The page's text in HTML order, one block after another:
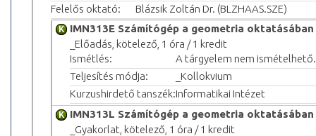
Felelős oktató:
Blázsik Zoltán Dr. (BLZHAAS.SZE)
IMN313E Számítógép a geometria oktatásában
_Előadás, kötelező, 1 óra / 1 kredit
Ismétlés:
A tárgyelem nem ismételhető.
Teljesítés módja:
_Kollokvium
Kurzushirdető tanszék:Informatikai Intézet
IMN313L Számítógép a geometria oktatásában
_Gyakorlat, kötelező, 1 óra / 1 kredit